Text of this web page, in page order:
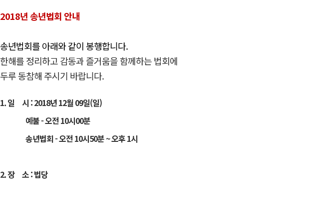
2018년 송년법회 안내
송년법회를 아래와 같이 봉행합니다.
한해를 정리하고 감동과 즐거움을 함께하는 법회에
두루 동참해 주시기 바랍니다.
1. 일 시 : 2018년 12월 09일(일)
예불 - 오전 10시00분
송년법회 - 오전 10시50분 ~ 오후 1시
2. 장 소 : 법당